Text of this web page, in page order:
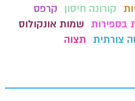
קורונה חיסון
קרפס
בספירות שמות אונקולוס
צורתית תצוה